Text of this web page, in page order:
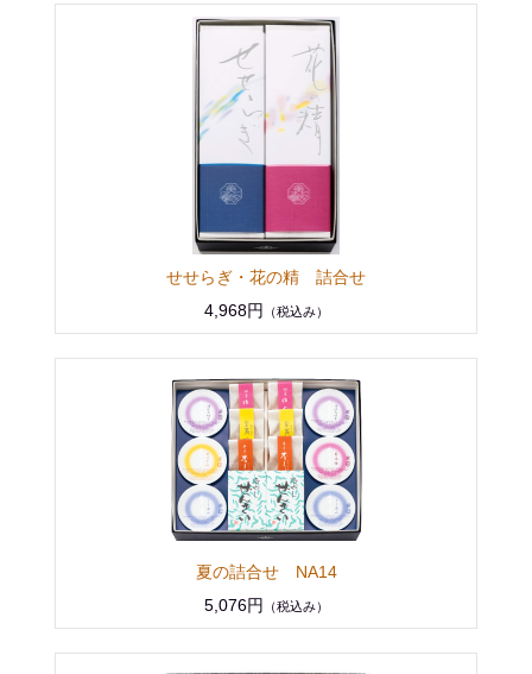
せせらぎ・花の精 詰合せ
4,968円
（税込み）
夏の詰合せ NA14
5,076円
（税込み）